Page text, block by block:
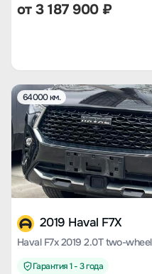
от3 187 900₽
64000 км.
2019 Haval F7X
Гарантия 1 - 3 года